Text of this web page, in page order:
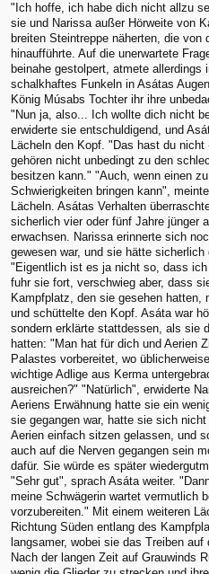
"Ich hoffe, ich habe dich nicht allzu
sie und Narissa außer Hörweite von
breiten Steintreppe näherten, die
hinaufführte. Auf die unerwartete
beinahe gestolpert, atmete
schalkhaftes Funkeln in Asátas
König Músabs Tochter ihr ihre
"Nun ja, also... Ich wollte dich nicht
erwiderte sie entschuldigend, und
Lächeln den Kopf. "Das hast du
gehören nicht unbedingt zu den
besitzen kann." "Auch, wenn einen
Schwierigkeiten bringen kann",
Lächeln. Asátas Verhalten
sicherlich vier oder fünf Jahre jünger
erwachsen. Narissa erinnerte sich
gewesen war, und sie hätte sicherlich
"Eigentlich ist es ja nicht so, dass
fuhr sie fort, verschwieg aber, dass
Kampfplatz, den sie gesehen
und schüttelte den Kopf. Asáta war
sondern erklärte stattdessen, als sie
hatten: "Man hat für dich und Aerien
Palastes vorbereitet, wo
wichtige Adlige aus Kerma
ausreichen?" "Natürlich", erwiderte
Aeriens Erwähnung hatte sie ein
sie gegangen war, hatte sie sich
Aerien einfach sitzen gelassen, und
auch auf die Nerven gegangen sein
dafür. Sie würde es später
"Sehr gut", sprach Asáta weiter.
meine Schwägerin wartet vermutlich
vorzubereiten." Mit einem weiteren
Richtung Süden entlang des
langsamer, wobei sie das Treiben
Nach der langen Zeit auf Grauwinds